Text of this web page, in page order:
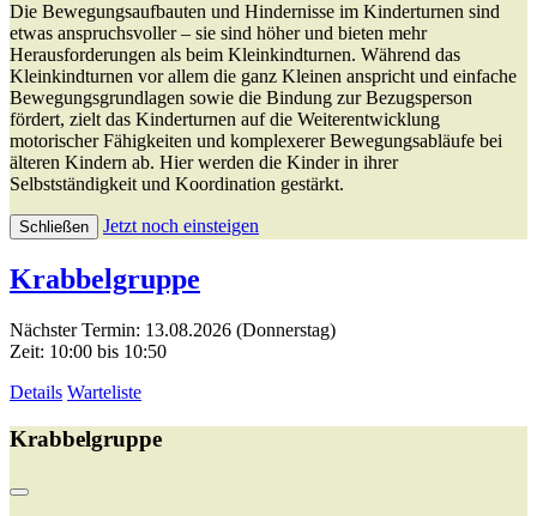
Die Bewegungsaufbauten und Hindernisse im Kinderturnen sind
etwas anspruchsvoller – sie sind höher und bieten mehr
Herausforderungen als beim Kleinkindturnen. Während das
Kleinkindturnen vor allem die ganz Kleinen anspricht und einfache
Bewegungsgrundlagen sowie die Bindung zur Bezugsperson
fördert, zielt das Kinderturnen auf die Weiterentwicklung
motorischer Fähigkeiten und komplexerer Bewegungsabläufe bei
älteren Kindern ab. Hier werden die Kinder in ihrer
Selbstständigkeit und Koordination gestärkt.
Schließen Jetzt noch einsteigen
Krabbelgruppe
Nächster Termin: 13.08.2026 (Donnerstag)
Zeit: 10:00 bis 10:50
Details Warteliste
Krabbelgruppe